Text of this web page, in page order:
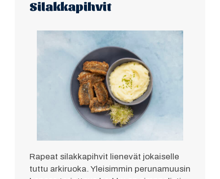
Silakkapihvit
Rapeat silakkapihvit lienevät jokaiselle
tuttu arkiruoka. Yleisimmin perunamuusin